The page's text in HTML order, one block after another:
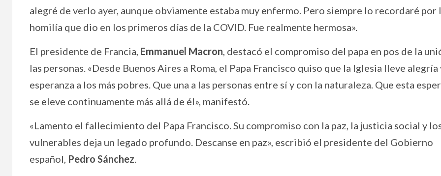
alegré de verlo ayer, aunque obviamente estaba muy enfermo. Pero siempre lo recordaré por
homilía que dio en los primeros días de la COVID. Fue realmente hermosa».
El presidente de Francia, Emmanuel Macron , destacó el compromiso del papa en pos de la
las personas. «Desde Buenos Aires a Roma, el Papa Francisco quiso que la Iglesia lleve alegría
esperanza a los más pobres. Que una a las personas entre sí y con la naturaleza. Que esta
se eleve continuamente más allá de él», manifestó.
«Lamento el fallecimiento del Papa Francisco. Su compromiso con la paz, la justicia social y
vulnerables deja un legado profundo. Descanse en paz», escribió el presidente del Gobierno
español, Pedro Sánchez